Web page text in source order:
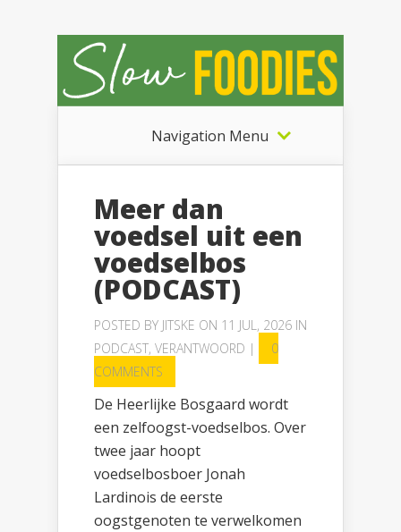
Navigation Menu
Meer dan
voedsel uit een
voedselbos
(PODCAST)
POSTED BY JITSKE ON 11 JUL, 2026 IN
PODCAST, VERANTWOORD |
0
COMMENTS
De Heerlijke Bosgaard wordt
een zelfoogst-voedselbos. Over
twee jaar hoopt
voedselbosboer Jonah
Lardinois de eerste
oogstgenoten te verwelkomen